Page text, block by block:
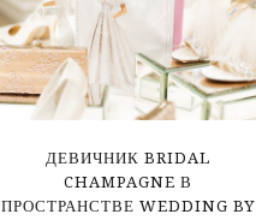
ДЕВИЧНИК BRIDAL
CHAMPAGNE В
ПРОСТРАНСТВЕ WEDDING BY